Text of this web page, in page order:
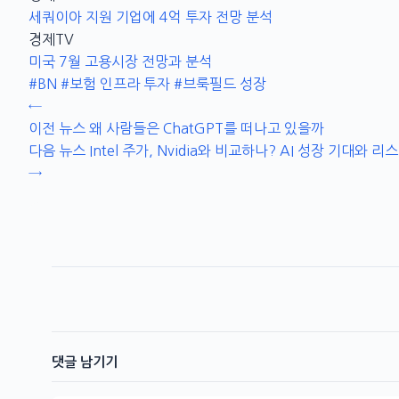
세쿼이아 지원 기업에 4억 투자 전망 분석
경제TV
미국 7월 고용시장 전망과 분석
#BN #보험 인프라 투자 #브룩필드 성장
←
이전 뉴스 왜 사람들은 ChatGPT를 떠나고 있을까
다음 뉴스 Intel 주가, Nvidia와 비교하나? AI 성장 기대와 리
→
댓글 남기기